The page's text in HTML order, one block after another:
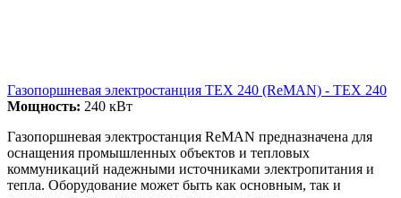
Газопоршневая электростанция ТЕХ 240 (ReMAN) - ТЕХ 240
Мощность: 240 кВт
Газопоршневая электростанция ReMAN предназначена для
оснащения промышленных объектов и тепловых
коммуникаций надежными источниками электропитания и
тепла. Оборудование может быть как основным, так и